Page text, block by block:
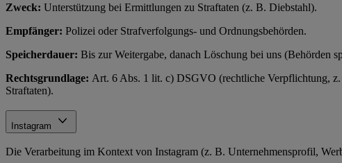
Zweck: Unterstützung bei Ermittlungen zu Straftaten (z. B. Diebstahl).
Empfänger: Polizei oder Strafverfolgungs- und Ordnungsbehörden.
Speicherdauer: Bis zur Weitergabe, danach Löschung bei uns (Behörden
Rechtsgrundlage: Art. 6 Abs. 1 lit. c) DSGVO (rechtliche Verpflichtung,
Straftaten).
Instagram
Die Verarbeitung im Kontext von Instagram (z. B. Unternehmensprofil,